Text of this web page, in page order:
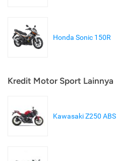
Honda Sonic 150R
Kredit Motor Sport Lainnya
Kawasaki Z250 ABS